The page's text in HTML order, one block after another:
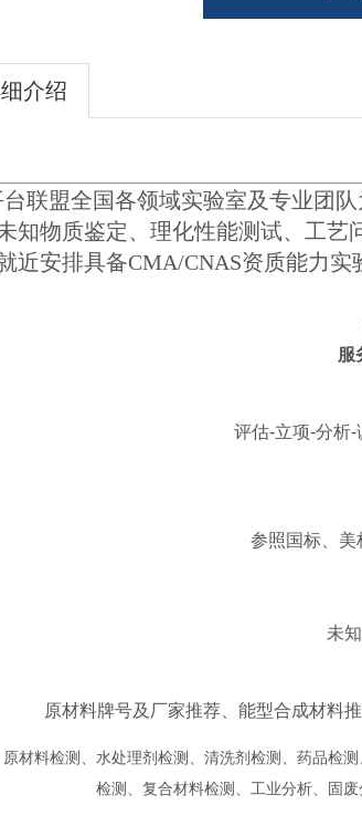
介绍
台联盟全国各领域实验室及专业团
知物质鉴定、理化性能测试、工艺
近安排具备CMA/CNAS资质能力实
服
评估-立项-分析
参照国标、美
未
原材料牌号及厂家推荐、能型合成材料
原材料检测、水处理剂检测、清洗剂检测、药品检
检测、复合材料检测、工业分析、固